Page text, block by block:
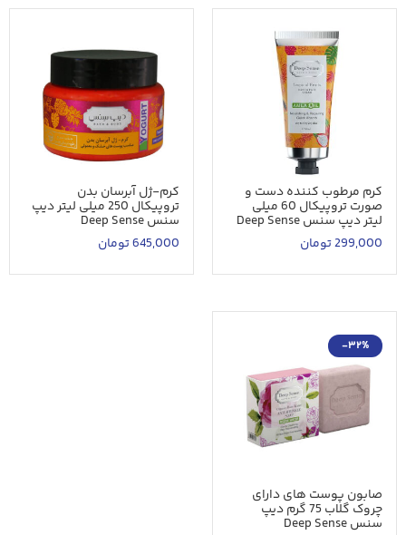
کرم مرطوب کننده دست و
صورت تروپیکال 60 میلی
لیتر دیپ سنس Deep Sense
299,000تومان
کرم-ژل آبرسان بدن
تروپیکال 250 میلی لیتر دیپ
سنس Deep Sense
645,000تومان
-32%
صابون پوست های دارای
چروک گلاب 75 گرم دیپ
سنس Deep Sense